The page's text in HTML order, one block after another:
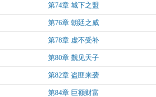
第74章 城下之盟
第76章 朝廷之威
第78章 虚不受补
第80章 觐见天子
第82章 盗匪来袭
第84章 巨额财富